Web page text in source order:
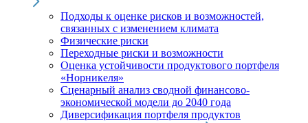
Подходы к оценке рисков и возможностей,
связанных с изменением климата
Физические риски
Переходные риски и возможности
Оценка устойчивости продуктового портфеля
«Норникеля»
Сценарный анализ сводной финансово-
экономической модели до 2040 года
Диверсификация портфеля продуктов